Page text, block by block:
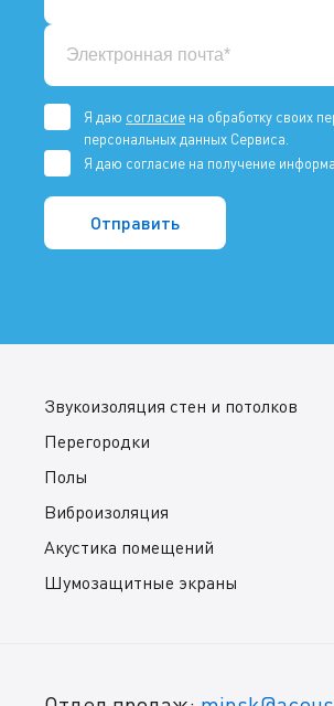
Я даю согласие на обработку своих
персональных данных Сервиса.
Я даю согласие на получение
Звукоизоляция стен и потолков
Перегородки
Полы
Виброизоляция
Акустика помещений
Шумозащитные экраны